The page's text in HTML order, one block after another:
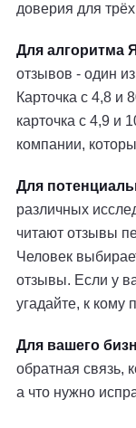
доверия для
Для алгоритма
отзывов - один
Карточка с 4,8 и
карточка с 4,9 и
компании,
Для
различных
читают отзывы
Человек
отзывы. Если у
угадайте, к кому
Для вашего
обратная связь,
а что нужно